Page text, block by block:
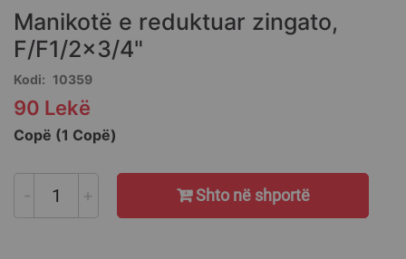
beginning
of
the
images
gallery
Manikotë e reduktuar zingato,
F/F1/2x3/4"
Kodi 10359
90 Lekë
Copë (1 Copë)
- + Shto në shportë